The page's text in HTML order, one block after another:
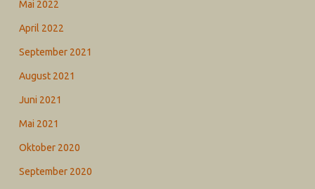
Mai 2022
April 2022
September 2021
August 2021
Juni 2021
Mai 2021
Oktober 2020
September 2020